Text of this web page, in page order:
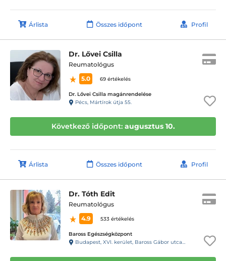
Árlista Összes időpont Profil
Dr. Lővei Csilla
Reumatológus
5.0
69 értékelés
Dr. Lővei Csilla magánrendelése
Pécs, Mártírok útja 55.
Következő időpont: augusztus 10.
Árlista Összes időpont Profil
Dr. Tóth Edit
Reumatológus
4.9
533 értékelés
Baross Egészségközpont
Budapest, XVI. kerület, Baross Gábor utca 40.